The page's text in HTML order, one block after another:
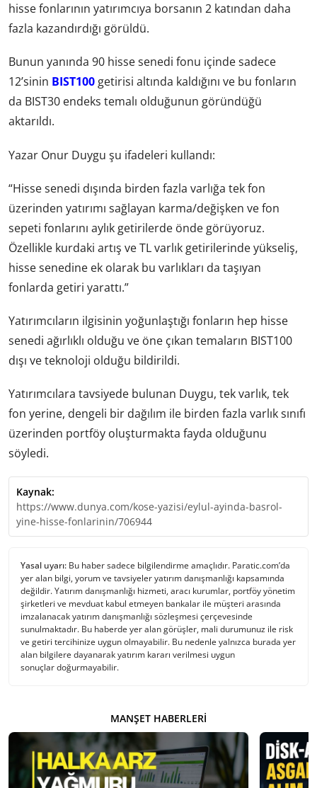
hisse fonlarının yatırımcıya borsanın 2 katından daha
fazla kazandırdığı görüldü.
Bunun yanında 90 hisse senedi fonu içinde sadece
12’sinin BIST100getirisi altında kaldığını ve bu fonların
da BIST30 endeks temalı olduğunun göründüğü
aktarıldı.
Yazar Onur Duygu şu ifadeleri kullandı:
“Hisse senedi dışında birden fazla varlığa tek fon
üzerinden yatırımı sağlayan karma/değişken ve fon
sepeti fonlarını aylık getirilerde önde görüyoruz.
Özellikle kurdaki artış ve TL varlık getirilerinde yükseliş,
hisse senedine ek olarak bu varlıkları da taşıyan
fonlarda getiri yarattı.”
Yatırımcıların ilgisinin yoğunlaştığı fonların hep hisse
senedi ağırlıklı olduğu ve öne çıkan temaların BIST100
dışı ve teknoloji olduğu bildirildi.
Yatırımcılara tavsiyede bulunan Duygu, tek varlık, tek
fon yerine, dengeli bir dağılım ile birden fazla varlık sınıfı
üzerinden portföy oluşturmakta fayda olduğunu
söyledi.
Kaynak:
https://www.dunya.com/kose-yazisi/eylul-ayinda-basrol-
yine-hisse-fonlarinin/706944
Yasal uyarı: Bu haber sadece bilgilendirme amaçlıdır. Paratic.com’da
yer alan bilgi, yorum ve tavsiyeler yatırım danışmanlığı kapsamında
değildir. Yatırım danışmanlığı hizmeti, aracı kurumlar, portföy yönetim
şirketleri ve mevduat kabul etmeyen bankalar ile müşteri arasında
imzalanacak yatırım danışmanlığı sözleşmesi çerçevesinde
sunulmaktadır. Bu haberde yer alan görüşler, mali durumunuz ile risk
ve getiri tercihinize uygun olmayabilir. Bu nedenle yalnızca burada yer
alan bilgilere dayanarak yatırım kararı verilmesi uygun
sonuçlar doğurmayabilir.
MANŞET HABERLERI